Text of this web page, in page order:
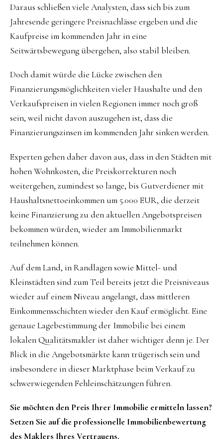
Daraus schließen viele Analysten, dass sich bis zum
Jahresende geringere Preisnachlässe ergeben und die
Kaufpreise im kommenden Jahr in eine
Seitwärtsbewegung übergehen, also stabil bleiben.
Doch damit würde die Lücke zwischen den
Finanzierungsmöglichkeiten vieler Haushalte und den
Verkaufspreisen in vielen Regionen immer noch groß
sein, weil nicht davon auszugehen ist, dass die
Finanzierungszinsen im kommenden Jahr sinken werden.
Experten gehen daher davon aus, dass in den Städten mit
hohen Wohnkosten, die Preiskorrekturen noch
weitergehen, zumindest so lange, bis Gutverdiener mit
Haushaltsnettoeinkommen um 5.000 EUR, die derzeit
keine Finanzierung zu den aktuellen Angebotspreisen
bekommen würden, wieder am Immobilienmarkt
teilnehmen können.
Auf dem Land, in Randlagen sowie Mittel- und
Kleinstädten sind zum Teil bereits jetzt die Preisniveaus
wieder auf einem Niveau angelangt, dass mittleren
Einkommensschichten wieder den Kauf ermöglicht. Eine
genaue Lagebestimmung der Immobilie bei einem
lokalen Qualitätsmakler ist daher wichtiger denn je. Der
Blick in die Angebotsmärkte kann trügerisch sein und
insbesondere in dieser Marktphase beim Verkauf zu
schwerwiegenden Fehleinschätzungen führen.
Sie möchten den Preis Ihrer Immobilie ermitteln lassen?
Setzen Sie auf die professionelle Immobilienbewertung
des Maklers Ihres Vertrauens.